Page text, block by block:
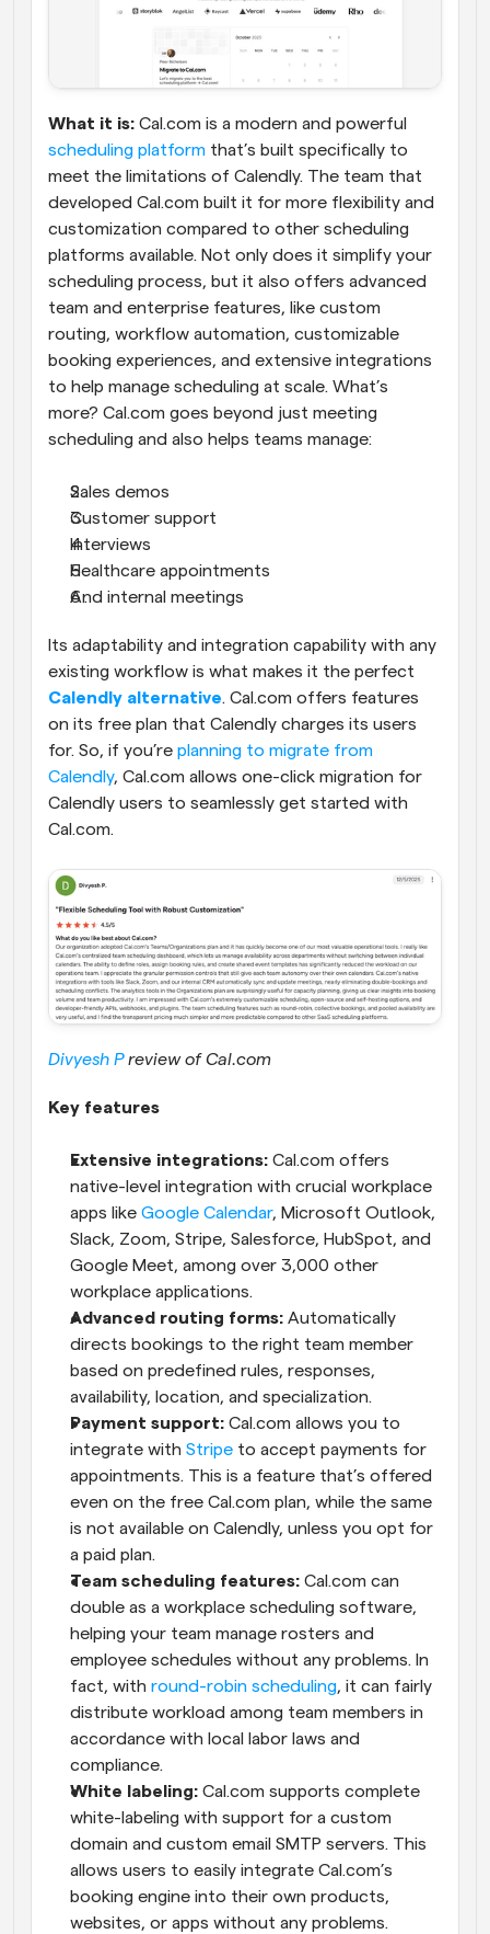
What it is:
scheduling platform that’s built specifically to
meet the limitations of Calendly. The team that
developed Cal.com built it for more flexibility and
customization compared to other scheduling
platforms available. Not only does it simplify your
scheduling process, but it also offers advanced
team and enterprise features, like custom
routing, workflow automation, customizable
booking experiences, and extensive integrations
to help manage scheduling at scale. What’s
more? Cal.com goes beyond just meeting
scheduling and also helps teams manage:
Sales demos
Customer support
Interviews
Healthcare appointments
And internal meetings
Its adaptability and integration capability with any
Calendly alternative. Cal.com offers features
on its free plan that Calendly charges its users
for. So, if you’re planning to migrate from
Calendly, Cal.com allows one-click migration for
Calendly users to seamlessly get started with
Cal.com.
Divyesh P review of Cal.com
Key features
Extensive integrations: Cal.com offers
native-level integration with crucial workplace
apps like Google Calendar, Microsoft Outlook,
Slack, Zoom, Stripe, Salesforce, HubSpot, and
Google Meet, among over 3,000 other
workplace applications.
Advanced routing forms: Automatically
directs bookings to the right team member
based on predefined rules, responses,
availability, location, and specialization.
Payment support: Cal.com allows you to
integrate with Stripe to accept payments for
appointments. This is a feature that’s offered
even on the free Cal.com plan, while the same
is not available on Calendly, unless you opt for
a paid plan.
Team scheduling features: Cal.com can
double as a workplace scheduling software,
helping your team manage rosters and
employee schedules without any problems. In
fact, with round-robin scheduling, it can fairly
distribute workload among team members in
accordance with local labor laws and
compliance.
White labeling: Cal.com supports complete
white-labeling with support for a custom
domain and custom email SMTP servers. This
allows users to easily integrate Cal.com’s
booking engine into their own products,
websites, or apps without any problems.